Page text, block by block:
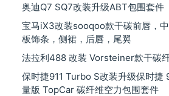
奥迪Q7 SQ7改装升级ABT包围套件
宝马iX3改装sooqoo款干碳前唇，
板饰条，侧裙，后唇，尾翼
法拉利488 改装 Vorsteiner款干碳
保时捷911 Turbo S改装升级保时捷
量版 TopCar 碳纤维空力包围套件